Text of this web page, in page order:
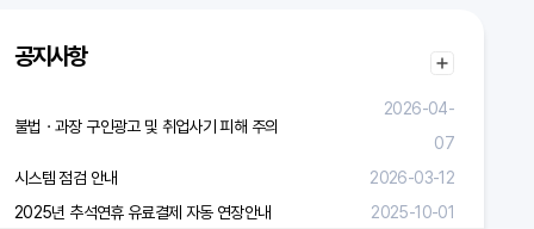
공지사항
불법ㆍ과장 구인광고 및 취업사기 피해 주의
2026-04-
07
시스템 점검 안내
2026-03-12
2025년 추석연휴 유료결제 자동 연장안내
2025-10-01